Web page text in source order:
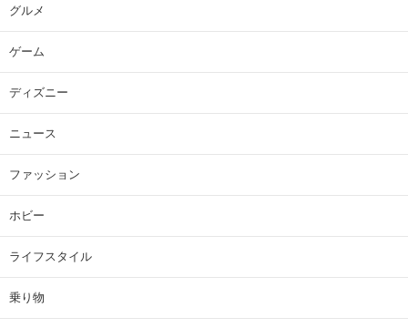
グルメ
ゲーム
ディズニー
ニュース
ファッション
ホビー
ライフスタイル
乗り物